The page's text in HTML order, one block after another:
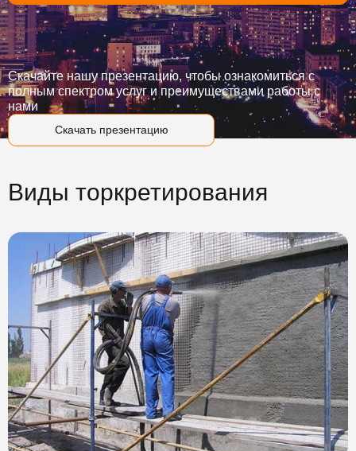
Скачать презентацию
Скачайте нашу презентацию, чтобы ознакомиться с
полным спектром услуг и преимуществами работы с
нами
Виды торкретирования